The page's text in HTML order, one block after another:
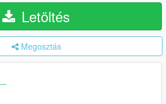
Letöltés
Megosztás